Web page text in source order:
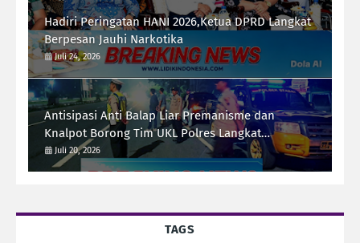
Hadiri Peringatan HANI 2026,Ketua DPRD Langkat
Berpesan Jauhi Narkotika
Juli 24, 2026
Antisipasi Anti Balap Liar Premanisme dan
Knalpot Borong Tim UKL Polres Langkat
Laksanakan Patroli Malam
Juli 20, 2026
TAGS